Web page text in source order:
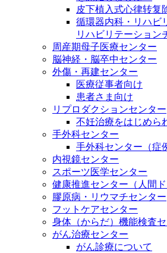
皮下植入式心律转复
循環器内科・リハ
リハビリテーション
周産期母子医療センター
脳神経・脳卒中センター
外傷・再建センター
医療従事者向け
患者さま向け
リプロダクションセンター
不妊治療をはじめら
手外科センター
手外科センター（症
内視鏡センター
スポーツ医学センター
健康推進センター（人間ド
膠原病・リウマチセンター
フットケアセンター
身体（からだ）機能検査
がん治療センター
がん診療について